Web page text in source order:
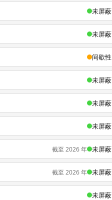
未屏蔽
未屏蔽
间歇性
未屏蔽
未屏蔽
未屏蔽
截至 2026 年 未屏蔽
截至 2026 年 未屏蔽
未屏蔽